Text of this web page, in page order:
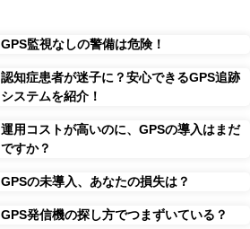
GPS監視なしの警備は危険！
認知症患者が迷子に？安心できるGPS追跡
システムを紹介！
運用コストが高いのに、GPSの導入はまだ
ですか？
GPSの未導入、あなたの損失は？
GPS発信機の探し方でつまずいている？